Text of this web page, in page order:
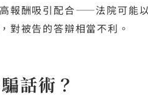
報酬吸引配合——法院可能
對被告的答辯相當不利。
話術？